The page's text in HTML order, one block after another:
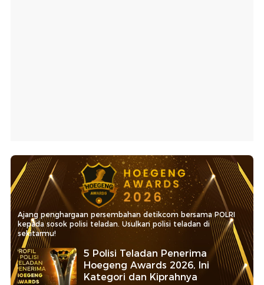
Ajang penghargaan persembahan detikcom bersama POLRI
kepada sosok polisi teladan. Usulkan polisi teladan di
sekitarmu!
5 Polisi Teladan Penerima
Hoegeng Awards 2026, Ini
Kategori dan Kiprahnya